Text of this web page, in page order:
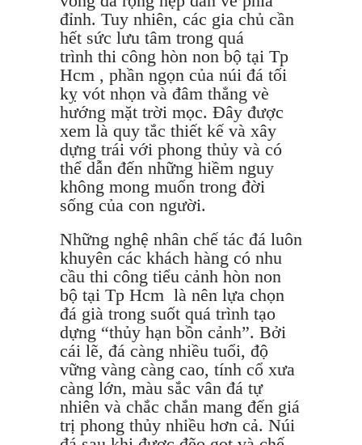
đỉnh. Tuy nhiên, các gia chủ cần
hết sức lưu tâm trong quá
trình thi công hòn non bộ tại Tp
Hcm , phần ngọn của núi đá tối
kỵ vót nhọn và đâm thẳng vè
hướng mặt trời mọc. Đây được
xem là quy tắc thiết kế và xây
dựng trái với phong thủy và có
thể dẫn đến những hiềm nguy
không mong muốn trong đời
sống của con người.
Những nghệ nhân chế tác đá luôn
khuyên các khách hàng có nhu
cầu thi công tiểu cảnh hòn non
bộ tại Tp Hcm là nên lựa chọn
đá già trong suốt quá trình tạo
dựng “thủy hạn bồn cảnh”. Bởi
cái lẽ, đá càng nhiều tuổi, độ
vững vàng càng cao, tính cổ xưa
càng lớn, màu sắc vân đá tự
nhiên và chắc chắn mang đến giá
trị phong thủy nhiều hơn cả. Núi